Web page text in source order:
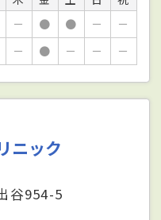
－ ● ● －
－
－ ● － － －
ニック
谷954-5